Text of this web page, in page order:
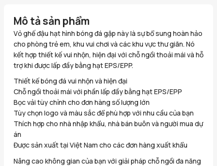
Mô tả sản phẩm
Vỏ ghế đậu hạt hình bóng đá gập này là sự bổ sung hoàn hảo
cho phòng trẻ em, khu vui chơi và các khu vực thư giãn. Nó
kết hợp thiết kế vui nhộn, hiện đại với chỗ ngồi thoải mái và hỗ
trợ khi được lấp đầy bằng hạt EPS/EPP.
Thiết kế bóng đá vui nhộn và hiện đại
Chỗ ngồi thoải mái với phần lấp đầy bằng hạt EPS/EPP
Bọc vải tùy chỉnh cho đơn hàng số lượng lớn
Tùy chọn logo và màu sắc để phù hợp với nhu cầu của bạn
Thích hợp cho nhà nhập khẩu, nhà bán buôn và người mua dự
án
Được sản xuất tại Việt Nam cho các đơn hàng xuất khẩu
Nâng cao không gian của bạn với giải pháp chỗ ngồi đa năng